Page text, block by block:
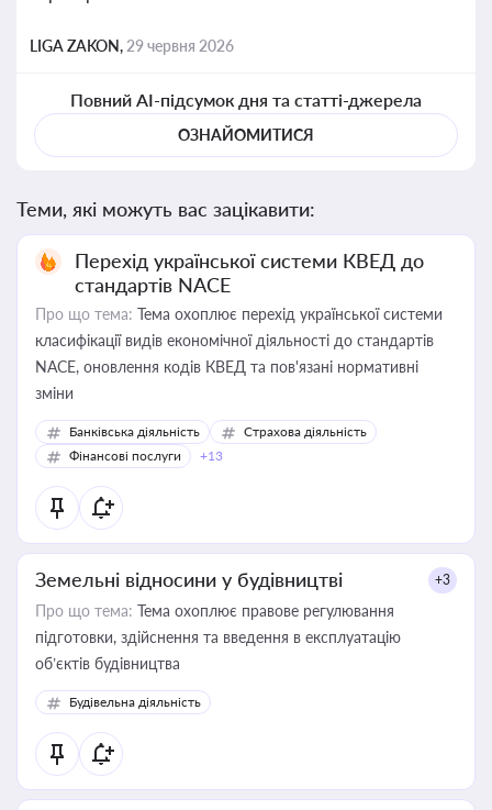
LIGA ZAKON, 29 червня 2026
Повний AI-підсумок дня та статті-джерела
ОЗНАЙОМИТИСЯ
Теми, які можуть вас зацікавити:
Перехід української системи КВЕД до
стандартів NACE
Про що тема: Тема охоплює перехід української системи
класифікації видів економічної діяльності до стандартів
NACE, оновлення кодів КВЕД та пов'язані нормативні
зміни
Банківська діяльність
Страхова діяльність
Фінансові послуги
+13
Земельні відносини у будівництві +3
Про що тема: Тема охоплює правове регулювання
підготовки, здійснення та введення в експлуатацію
об’єктів будівництва
Будівельна діяльність